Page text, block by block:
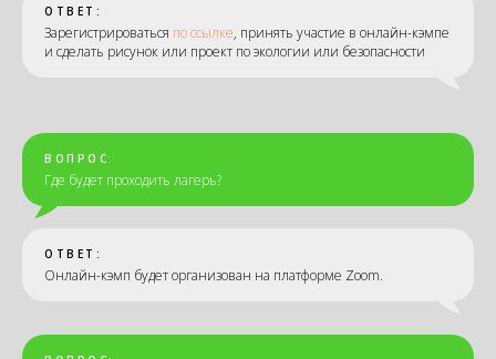
ОТВЕТ:
Зарегистрироваться по ссылке, принять участие в онлайн-кэмпе
и сделать рисунок или проект по экологии или безопасности
ВОПРОС:
Где будет проходить лагерь?
ОТВЕТ:
Онлайн-кэмп будет организован на платформе Zoom.